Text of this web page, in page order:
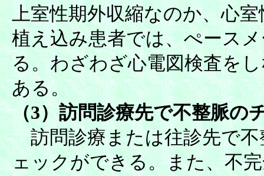
上室性期外収縮なのか、心
植え込み患者では、ぺース
る。わざわざ心電図検査を
ある。
（3）訪問診療先で不整脈の
訪問診療または往診先で不
ェックができる。また、不